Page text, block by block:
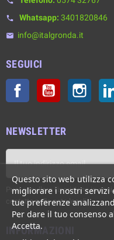
phone Whatsapp: 3401820846
email info@italgronda.it
SEGUICI
Facebook YouTube
NEWSLETTER
Puoi annullare l'iscrizione in
contatto nelle note legali.
INFORMAZIONI
Questo sito web utilizza
migliorare i nostri
tue preferenze
Per dare il tuo consenso
Accetta.